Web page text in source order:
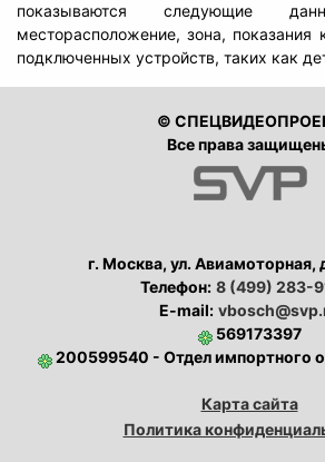
показываются следующие
месторасположение, зона, показания
подключенных устройств, таких как
©
Все права
г. Москва, ул. Авиамоторная,
Телефон: 8 (499) 283-
E-mail:
569173397
200599540 - Отдел импортного
Карта сайта
Политика